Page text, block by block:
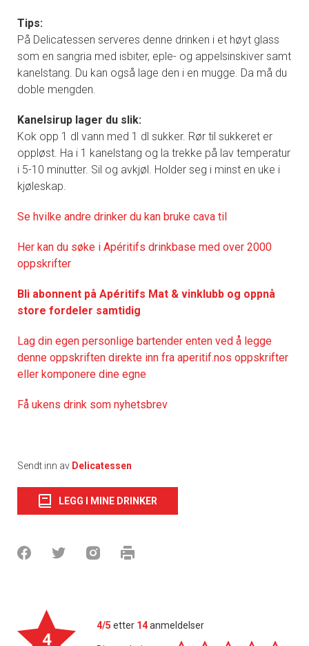
Tips:
På Delicatessen serveres denne drinken i et høyt glass
som en sangria med isbiter, eple- og appelsinskiver samt
kanelstang. Du kan også lage den i en mugge. Da må du
doble mengden.
Kanelsirup lager du slik:
Kok opp 1 dl vann med 1 dl sukker. Rør til sukkeret er
oppløst. Ha i 1 kanelstang og la trekke på lav temperatur
i 5-10 minutter. Sil og avkjøl. Holder seg i minst en uke i
kjøleskap.
Se hvilke andre drinker du kan bruke cava til
Her kan du søke i Apéritifs drinkbase med over 2000
oppskrifter
Bli abonnent på Apéritifs Mat & vinklubb og oppnå
store fordeler samtidig
Lag din egen personlige bartender enten ved å legge
denne oppskriften direkte inn fra aperitif.nos oppskrifter
eller komponere dine egne
Få ukens drink som nyhetsbrev
Sendt inn av Delicatessen
LEGG I MINE DRINKER
4
4/5 etter 14anmeldelser